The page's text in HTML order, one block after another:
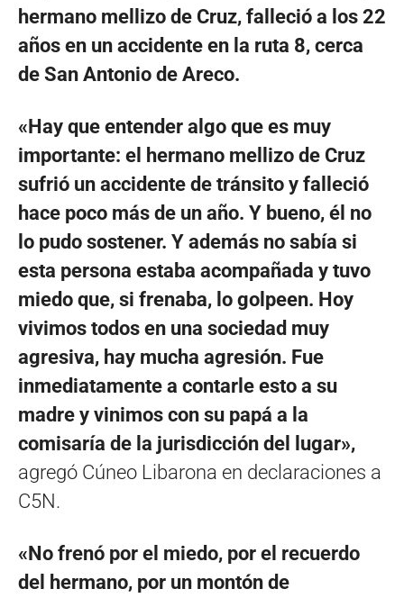
hermano mellizo de Cruz, falleció a los 22
años en un accidente en la ruta 8, cerca
de San Antonio de Areco.
«Hay que entender algo que es muy
importante: el hermano mellizo de Cruz
sufrió un accidente de tránsito y falleció
hace poco más de un año. Y bueno, él no
lo pudo sostener. Y además no sabía si
esta persona estaba acompañada y tuvo
miedo que, si frenaba, lo golpeen. Hoy
vivimos todos en una sociedad muy
agresiva, hay mucha agresión. Fue
inmediatamente a contarle esto a su
madre y vinimos con su papá a la
comisaría de la jurisdicción del lugar»,
agregó Cúneo Libarona en declaraciones a
C5N.
«No frenó por el miedo, por el recuerdo
del hermano, por un montón de